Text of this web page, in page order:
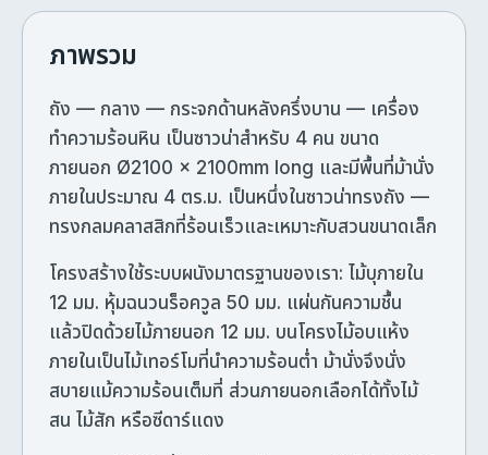
ภาพรวม
ถัง — กลาง — กระจกด้านหลังครึ่งบาน — เครื่อง
ทำความร้อนหิน เป็นซาวน่าสำหรับ 4 คน ขนาด
ภายนอก Ø2100 × 2100mm long และมีพื้นที่ม้านั่ง
ภายในประมาณ 4 ตร.ม. เป็นหนึ่งในซาวน่าทรงถัง —
ทรงกลมคลาสสิกที่ร้อนเร็วและเหมาะกับสวนขนาดเล็ก
โครงสร้างใช้ระบบผนังมาตรฐานของเรา: ไม้บุภายใน
12 มม. หุ้มฉนวนร็อควูล 50 มม. แผ่นกันความชื้น
แล้วปิดด้วยไม้ภายนอก 12 มม. บนโครงไม้อบแห้ง
ภายในเป็นไม้เทอร์โมที่นำความร้อนต่ำ ม้านั่งจึงนั่ง
สบายแม้ความร้อนเต็มที่ ส่วนภายนอกเลือกได้ทั้งไม้
สน ไม้สัก หรือซีดาร์แดง